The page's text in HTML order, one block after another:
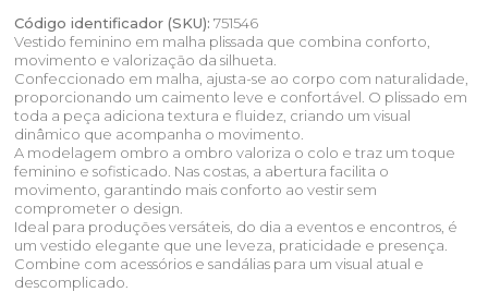
Código identificador (SKU): 751546
Vestido feminino em malha plissada que combina conforto,
movimento e valorização da silhueta.
Confeccionado em malha, ajusta-se ao corpo com naturalidade,
proporcionando um caimento leve e confortável. O plissado em
toda a peça adiciona textura e fluidez, criando um visual
dinâmico que acompanha o movimento.
A modelagem ombro a ombro valoriza o colo e traz um toque
feminino e sofisticado. Nas costas, a abertura facilita o
movimento, garantindo mais conforto ao vestir sem
comprometer o design.
Ideal para produções versáteis, do dia a eventos e encontros, é
um vestido elegante que une leveza, praticidade e presença.
Combine com acessórios e sandálias para um visual atual e
descomplicado.